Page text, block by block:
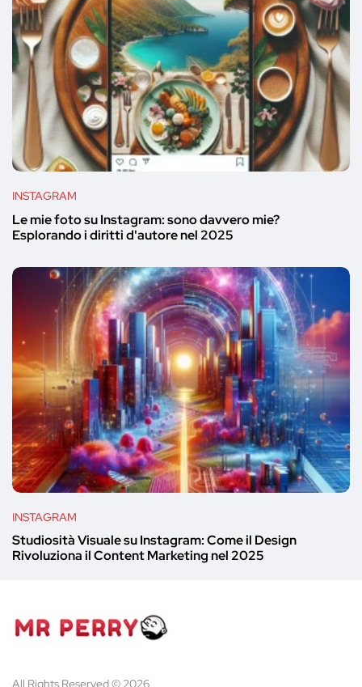
INSTAGRAM
Le mie foto su Instagram: sono davvero mie?
Esplorando i diritti d'autore nel 2025
INSTAGRAM
Studiosità Visuale su Instagram: Come il Design
Rivoluziona il Content Marketing nel 2025
All Rights Reserved © 2026